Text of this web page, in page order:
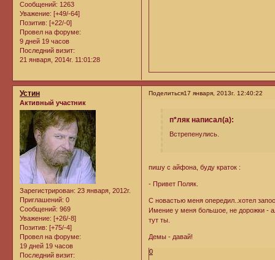
Сообщений: 1263
Уважение: [+49/-64]
Позитив: [+22/-0]
Провел на форуме:
9 дней 19 часов
Последний визит:
21 января, 2014г. 11:01:28
Поделиться17 января, 2013г. 12:40:22
Устин
Активный участник
Зарегистрирован: 23 января, 2012г.
Приглашений: 0
Сообщений: 969
Уважение: [+26/-8]
Позитив: [+75/-4]
Провел на форуме:
19 дней 19 часов
Последний визит:
п*ляк написал(а):
Встрепенулись.
пишу с айфона, буду краток :
- Привет Поляк.
С новастью меня опередил..хотел
Имение у меня большое, не дорожки -
тут ты.
Демы - давай!
0